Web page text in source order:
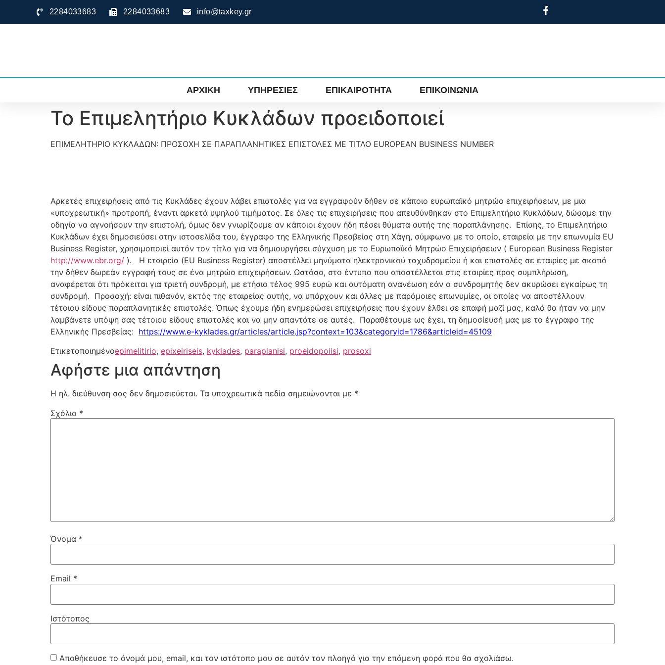
2284033683 2284033683 info@taxkey.gr
ΑΡΧΙΚΗ ΥΠΗΡΕΣΙΕΣ ΕΠΙΚΑΙΡΟΤΗΤΑ ΕΠΙΚΟΙΝΩΝΙΑ
Το Επιμελητήριο Κυκλάδων προειδοποιεί
ΕΠΙΜΕΛΗΤΗΡΙΟ ΚΥΚΛΑΔΩΝ: ΠΡΟΣΟΧΗ ΣΕ ΠΑΡΑΠΛΑΝΗΤΙΚΕΣ ΕΠΙΣΤΟΛΕΣ ΜΕ ΤΙΤΛΟ EUROPEAN BUSINESS NUMBER
Αρκετές επιχειρήσεις από τις Κυκλάδες έχουν λάβει επιστολές για να εγγραφούν δήθεν σε κάποιο ευρωπαϊκό μητρώο επιχειρήσεων, με μια
«υποχρεωτική» προτροπή, έναντι αρκετά υψηλού τιμήματος. Σε όλες τις επιχειρήσεις που απευθύνθηκαν στο Επιμελητήριο Κυκλάδων, δώσαμε την
οδηγία να αγνοήσουν την επιστολή, όμως δεν γνωρίζουμε αν κάποιοι έχουν ήδη πέσει θύματα αυτής της παραπλάνησης. Επίσης, το Επιμελητήριο
Κυκλάδων έχει δημοσιεύσει στην ιστοσελίδα του, έγγραφο της Ελληνικής Πρεσβείας στη Χάγη, σύμφωνα με το οποίο, εταιρεία με την επωνυμία EU
Business Register, χρησιμοποιεί αυτόν τον τίτλο για να δημιουργήσει σύγχυση με το Ευρωπαϊκό Μητρώο Επιχειρήσεων ( European Business Register
http://www.ebr.org/ ). Η εταιρεία (EU Business Register) αποστέλλει μηνύματα ηλεκτρονικού ταχυδρομείου ή και επιστολές σε εταιρίες με σκοπό
την δήθεν δωρεάν εγγραφή τους σε ένα μητρώο επιχειρήσεων. Ωστόσο, στο έντυπο που αποστέλλεται στις εταιρίες προς συμπλήρωση,
αναφέρεται ότι πρόκειται για τριετή συνδρομή, με ετήσιο τέλος 995 ευρώ και αυτόματη ανανέωση εάν ο συνδρομητής δεν ακυρώσει εγκαίρως τη
συνδρομή. Προσοχή: είναι πιθανόν, εκτός της εταιρείας αυτής, να υπάρχουν και άλλες με παρόμοιες επωνυμίες, οι οποίες να αποστέλλουν
τέτοιου είδους παραπλανητικές επιστολές. Όπως έχουμε ήδη ενημερώσει επιχειρήσεις που έχουν έλθει σε επαφή μαζί μας, καλό θα ήταν να μην
λαμβάνετε υπόψη σας τέτοιου είδους επιστολές και να μην απαντάτε σε αυτές. Παραθέτουμε ως έχει, τη δημοσίευσή μας με το έγγραφο της
Ελληνικής Πρεσβείας: https://www.e-kyklades.gr/articles/article.jsp?context=103&categoryid=1786&articleid=45109
Ετικετοποιημένοepimelitirio, epixeiriseis, kyklades, paraplanisi, proeidopoiisi, prosoxi
Αφήστε μια απάντηση
Η ηλ. διεύθυνση σας δεν δημοσιεύεται. Τα υποχρεωτικά πεδία σημειώνονται με *
Σχόλιο *
Όνομα *
Email *
Ιστότοπος
Αποθήκευσε το όνομά μου, email, και τον ιστότοπο μου σε αυτόν τον πλοηγό για την επόμενη φορά που θα σχολιάσω.